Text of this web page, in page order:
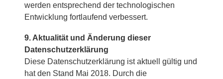
werden entsprechend der technologischen
Entwicklung fortlaufend verbessert.
9. Aktualität und Änderung dieser
Datenschutzerklärung
Diese Datenschutzerklärung ist aktuell gültig und
hat den Stand Mai 2018. Durch die